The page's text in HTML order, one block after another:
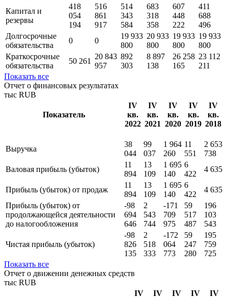
Капитал и
резервы
418
054
194
516
861
917
514
343
584
683
318
358
607
448
222
411
688
496
Долгосрочные
обязательства
0 0
19 933
800
20 933
800
19 933
800
19 933
800
Краткосрочные
обязательства
50 261
20 843
957
892
303
8 897
138
26 258
165
23 112
211
Показать все
Отчет о финансовых результатах
тыс RUB
Показатель
IV
кв.
2022
IV
кв.
2021
IV
кв.
2020
IV
кв.
2019
IV
кв.
2018
Выручка
38
044
99
037
1 964
260
11
551
2 653
738
Валовая прибыль (убыток)
11
894
13
109
1 695
140
6
422
4 635
Прибыль (убыток) от продаж
11
894
13
109
1 695
140
6
422
4 635
Прибыль (убыток) от
продолжающейся деятельности
до налогообложения
-98
694
646
2
543
744
-171
709
975
59
517
487
196
103
543
Чистая прибыль (убыток)
-98
826
135
2
518
333
-172
064
773
59
247
280
195
759
725
Показать все
Отчет о движении денежных средств
тыс RUB
IV
IV
IV
IV
IV